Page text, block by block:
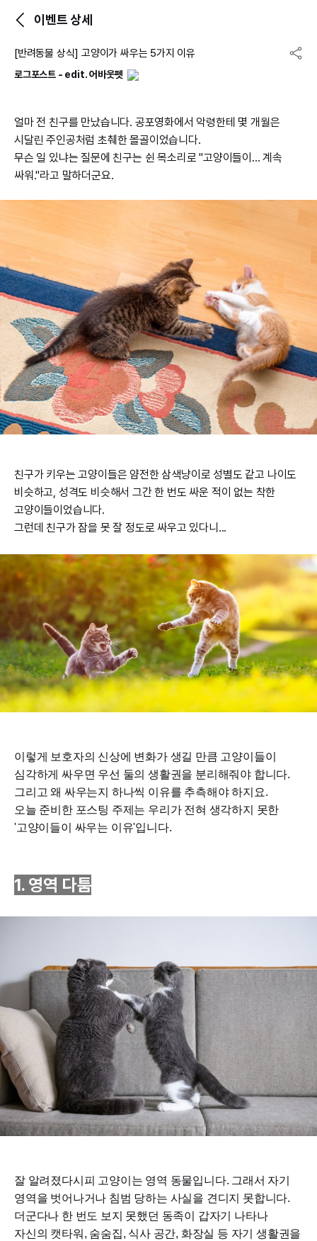
이벤트 상세
[반려동물 상식] 고양이가 싸우는 5가지 이유
로그포스트 - edit. 어바웃펫
얼마 전 친구를 만났습니다. 공포영화에서 악령한테 몇 개월은
시달린 주인공처럼 초췌한 몰골이었습니다.
무슨 일 있냐는 질문에 친구는 쉰 목소리로 "고양이들이... 계속
싸워."라고 말하더군요.
친구가 키우는 고양이들은 얌전한 삼색냥이로 성별도 같고 나이도
비슷하고, 성격도 비슷해서 그간 한 번도 싸운 적이 없는 착한
고양이들이었습니다.
그런데 친구가 잠을 못 잘 정도로 싸우고 있다니...
이렇게 보호자의 신상에 변화가 생길 만큼 고양이들이
심각하게 싸우면 우선 둘의 생활권을 분리해줘야 합니다.
그리고 왜 싸우는지 하나씩 이유를 추측해야 하지요.
오늘 준비한 포스팅 주제는 우리가 전혀 생각하지 못한
'고양이들이 싸우는 이유'입니다.
1. 영역 다툼
잘 알려졌다시피 고양이는 영역 동물입니다. 그래서 자기
영역을 벗어나거나 침범 당하는 사실을 견디지 못합니다.
더군다나 한 번도 보지 못했던 동족이 갑자기 나타나
자신의 캣타워, 숨숨집, 식사 공간, 화장실 등 자기 생활권을